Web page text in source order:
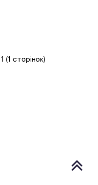
(1 сторінок)